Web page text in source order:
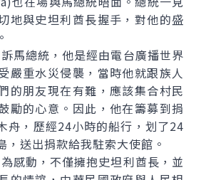
地與史坦利酋長握手，對他的盛
總統，他是經由電台廣播世界
嚴重水災侵襲，當時他就跟族人
的朋友現在有難，應該集合村民
勵的心意。因此，他在籌募到捐
舟，歷經24小時的船行，划了24
，送出捐款給我駐索大使館。
動，不僅擁抱史坦利酋長，並